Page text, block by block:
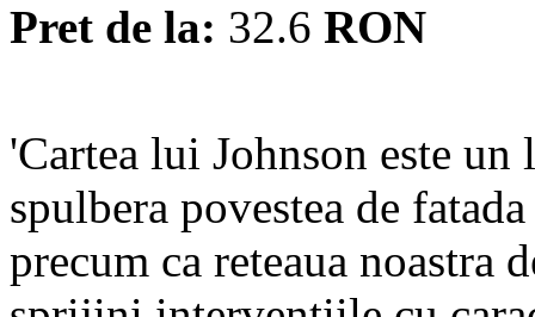
Pret de la: 32.6 RON
'Cartea lui Johnson este
spulbera povestea de
precum ca reteaua noastra